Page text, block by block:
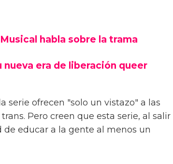
habla sobre la trama
nueva era de liberación queer
serie ofrecen "solo un vistazo" a las
Pero creen que esta serie, al salir
educar a la gente al menos un